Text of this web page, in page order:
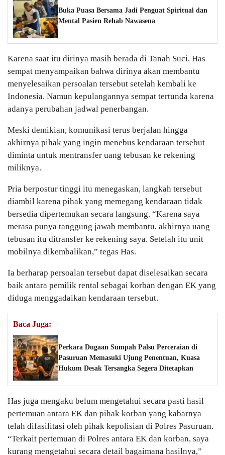
Buka Puasa Bersama Jadi Penguat Spiritual dan
Mental Pasien Rehab Nawasena
Karena saat itu dirinya masih berada di Tanah Suci, Has
sempat menyampaikan bahwa dirinya akan membantu
menyelesaikan persoalan tersebut setelah kembali ke
Indonesia. Namun kepulangannya sempat tertunda karena
adanya perubahan jadwal penerbangan.
Meski demikian, komunikasi terus berjalan hingga
akhirnya pihak yang ingin menebus kendaraan tersebut
diminta untuk mentransfer uang tebusan ke rekening
miliknya.
Pria berpostur tinggi itu menegaskan, langkah tersebut
diambil karena pihak yang memegang kendaraan tidak
bersedia dipertemukan secara langsung. “Karena saya
merasa punya tanggung jawab membantu, akhirnya uang
tebusan itu ditransfer ke rekening saya. Setelah itu unit
mobilnya dikembalikan,” tegas Has.
Ia berharap persoalan tersebut dapat diselesaikan secara
baik antara pemilik rental sebagai korban dengan EK yang
diduga menggadaikan kendaraan tersebut.
Baca Juga:
Perkara Dugaan Sumpah Palsu Perceraian di
Pasuruan Memasuki Ujung Penentuan, Kuasa
Hukum Desak Tersangka Segera Ditetapkan
Has juga mengaku belum mengetahui secara pasti hasil
pertemuan antara EK dan pihak korban yang kabarnya
telah difasilitasi oleh pihak kepolisian di Polres Pasuruan.
“Terkait pertemuan di Polres antara EK dan korban, saya
kurang mengetahui secara detail bagaimana hasilnya,”